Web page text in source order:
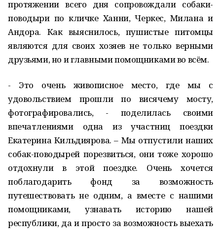
протяжении всего дня сопровождали собаки-
поводыри по кличке Ханни, Черкес, Милана и
Андора. Как выяснилось, пушистые питомцы
являются для своих хозяев не только верными
друзьями, но и главными помощниками во всём.
- Это очень живописное место, где мы с
удовольствием прошли по висячему мосту,
фотографировались, - поделилась своими
впечатлениями одна из участниц поездки
Екатерина Кильдиярова. – Мы отпустили наших
собак-поводырей порезвиться, они тоже хорошо
отдохнули в этой поездке. Очень хочется
поблагодарить фонд за возможность
путешествовать не одним, а вместе с нашими
помощниками, узнавать историю нашей
республики, да и просто за возможность выехать